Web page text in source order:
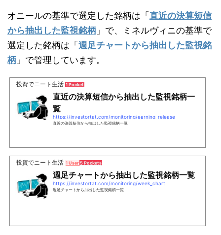
オニールの基準で選定した銘柄は「 直近の決算短信
から抽出した監視銘柄 」で、ミネルヴィニの基準で
選定した銘柄は「 週足チャートから抽出した監視銘
柄 」で管理しています。
投資でニート生活 1 Pocket
直近の決算短信から抽出した監視銘柄一
覧
https://investortat.com/monitoring/earning_release
直近の決算短信から抽出した監視銘柄一覧
投資でニート生活 1 User5 Pockets
週足チャートから抽出した監視銘柄一覧
https://investortat.com/monitoring/week_chart
週足チャートから抽出した監視銘柄一覧